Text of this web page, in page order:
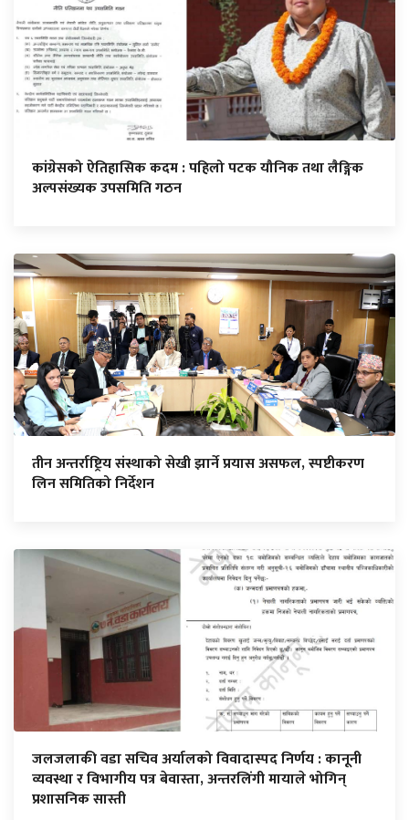
कांग्रेसको ऐतिहासिक कदम : पहिलो पटक यौनिक तथा लैङ्गिक
अल्पसंख्यक उपसमिति गठन
तीन अन्तर्राष्ट्रिय संस्थाको सेखी झार्ने प्रयास असफल, स्पष्टीकरण
लिन समितिको निर्देशन
जलजलाकी वडा सचिव अर्यालको विवादास्पद निर्णय : कानूनी
व्यवस्था र विभागीय पत्र बेवास्ता, अन्तरलिंगी मायाले भोगिन्
प्रशासनिक सास्ती